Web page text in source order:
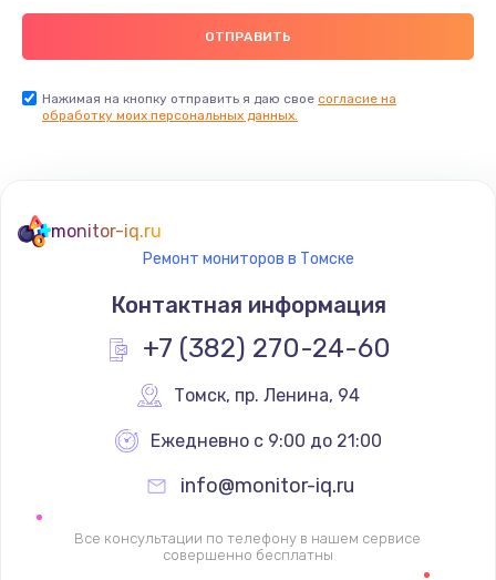
2600 руб.
Замена видеочипа
Ремонт разъема питания
745 руб.
Заказать
Замена видеокарты
1600 руб.
Заказать
Ремонт цепей питания
2500 руб.
Заказать
Нажимая на кнопку отправить я даю свое согласие на
обработку моих персональных данных.
monitor-iq.ru
Ремонт мониторов в Томске
Контактная информация
+7 (382) 270-24-60
Томск, пр. Ленина, 94
Ежедневно с 9:00 до 21:00
info@monitor-iq.ru
Все консультации по телефону в нашем сервисе
совершенно бесплатны